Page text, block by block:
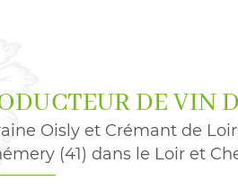
DE VIN
Oisly et Crémant de
(41) dans le Loir et